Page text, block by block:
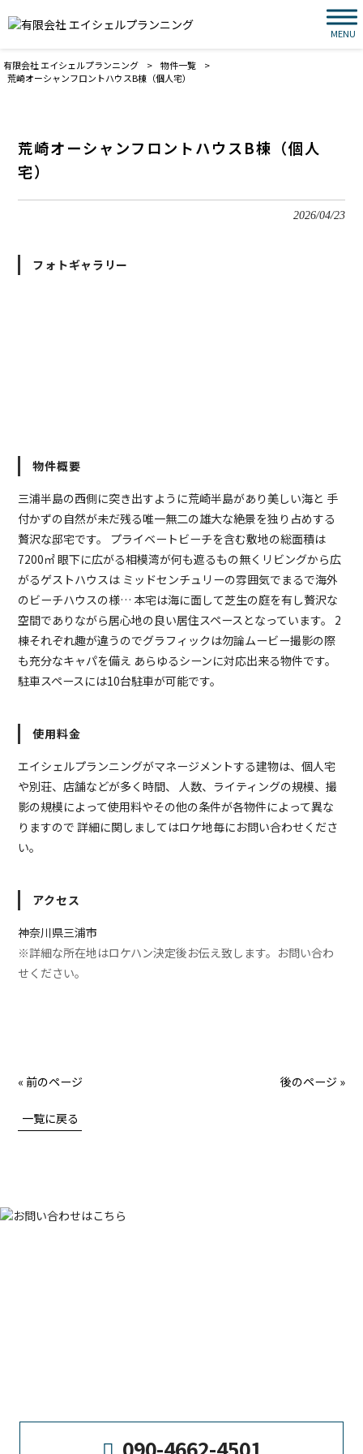
MENU
有限会社 エイシェルプランニング > 物件一覧
>
荒崎オーシャンフロントハウスB棟（個人宅）
荒崎オーシャンフロントハウスB棟（個人
宅）
2026/04/23
フォトギャラリー
物件概要
三浦半島の西側に突き出すように荒崎半島があり美しい海と 手
付かずの自然が未だ残る唯一無二の雄大な絶景を独り占めする
贅沢な邸宅です。 プライベートビーチを含む敷地の総面積は
7200㎡ 眼下に広がる相模湾が何も遮るもの無くリビングから広
がるゲストハウスは ミッドセンチュリーの雰囲気でまるで海外
のビーチハウスの様… 本宅は海に面して芝生の庭を有し贅沢な
空間でありながら居心地の良い居住スペースとなっています。 2
棟それぞれ趣が違うのでグラフィックは勿論ムービー撮影の際
も充分なキャパを備え あらゆるシーンに対応出来る物件です。
駐車スペースには10台駐車が可能です。
使用料金
エイシェルプランニングがマネージメントする建物は、個人宅
や別荘、店舗などが多く時間、 人数、ライティングの規模、撮
影の規模によって使用料やその他の条件が各物件によって異な
りますので 詳細に関しましてはロケ地毎にお問い合わせくださ
い。
アクセス
神奈川県三浦市
※詳細な所在地はロケハン決定後お伝え致します。お問い合わ
せください。
« 前のページ 後のページ »
一覧に戻る